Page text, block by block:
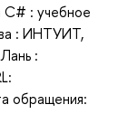
C# : учебное
: ИНТУИТ,
:
обращения: